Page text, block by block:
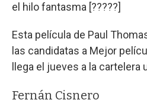
el hilo fantasma [?????]
Esta película de Paul
las candidatas a Mejor
llega el jueves a la cartelera
Fernán Cisnero